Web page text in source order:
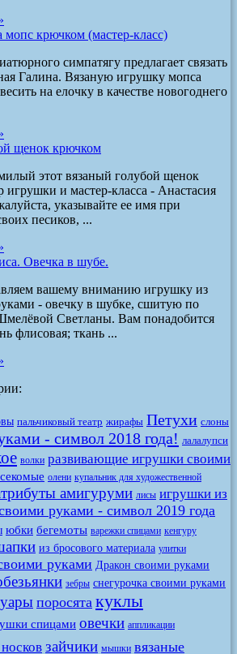
мопс крючком (мастер-класс)
симпатягу предлагает связать
Галина. Вязаную игрушку мопса
на елочку в качестве новогоднего
щенок крючком
этот вязаный голубой щенок
и мастер-класса - Анастасия
указывайте ее имя при
песиков, ...
Овечка в шубе.
вашему вниманию игрушку из
- овечку в шубке, сшитую по
Светланы. Вам понадобится
флисовая; ткань ...
пальчиковый театр жирафы Петухи слоны
- символ 2018 года! лалалупси
волки развивающие игрушки своими
олени купальник для художественной
амигуруми лисы игрушки из
руками - символ 2019 года
юбки бегемоты варежки спицами кенгуру
из бросового материала улитки
руками Дракон своими руками
зебры снегурочка своими руками
поросята куклы
спицами овечки аппликации
зайчики мышки вязаные